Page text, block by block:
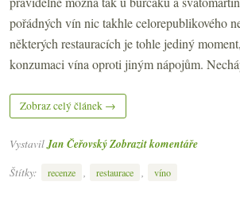
pořádných vín nic takhle celorepublikového
některých restauracích je tohle jediný
konzumaci vína oproti jiným nápojům.
Zobraz celý článek →
Vystavil Jan ČeřovskýZobrazit komentáře
Štítky:
recenze , restaurace , víno